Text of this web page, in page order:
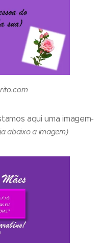
aqui uma imagem-
abaixo a imagem)